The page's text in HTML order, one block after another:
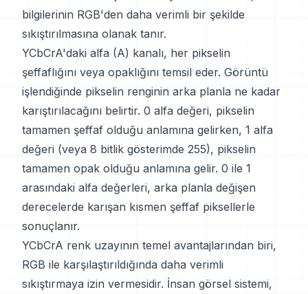
bilgilerinin RGB'den daha verimli bir şekilde
sıkıştırılmasına olanak tanır.
YCbCrA'daki alfa (A) kanalı, her pikselin
şeffaflığını veya opaklığını temsil eder. Görüntü
işlendiğinde pikselin renginin arka planla ne kadar
karıştırılacağını belirtir. 0 alfa değeri, pikselin
tamamen şeffaf olduğu anlamına gelirken, 1 alfa
değeri (veya 8 bitlik gösterimde 255), pikselin
tamamen opak olduğu anlamına gelir. 0 ile 1
arasındaki alfa değerleri, arka planla değişen
derecelerde karışan kısmen şeffaf piksellerle
sonuçlanır.
YCbCrA renk uzayının temel avantajlarından biri,
RGB ile karşılaştırıldığında daha verimli
sıkıştırmaya izin vermesidir. İnsan görsel sistemi,